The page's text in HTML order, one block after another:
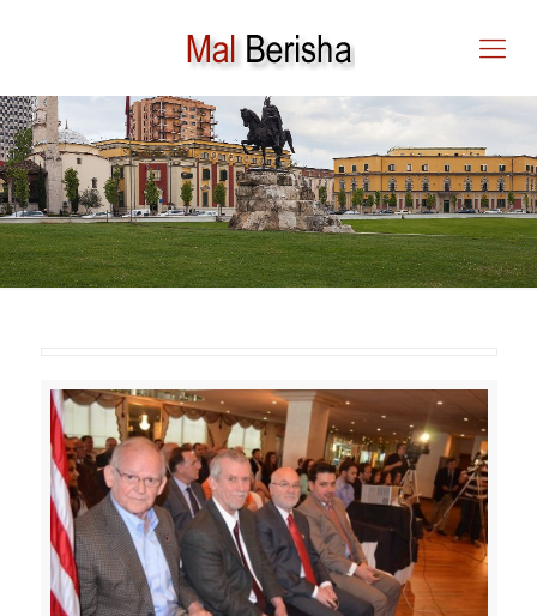
Federata Vatra promovoi
librin e ambasadorit Mal
Berisha:” Charles Teleford
Erickson- Jeta dhe Vepra për
shqipërinë dhe në Shqipëri”